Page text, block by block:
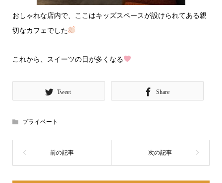
おしゃれな店内で、ここはキッズスペースが設けられてある親
切なカフェでした
これから、スイーツの日が多くなる
Tweet Share
プライベート